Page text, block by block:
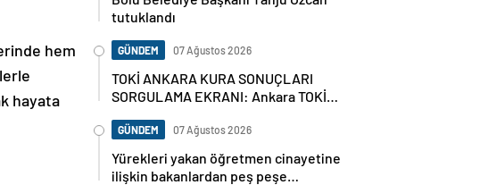
hem
hayata
tutuklandı
GÜNDEM 07 Ağustos 2026
TOKİ ANKARA KURA SONUÇLARI
SORGULAMA EKRANI: Ankara TOKİ
YEDEK) Ankara kura sonuçları nasıl,
nereden sorgulanır?
GÜNDEM 07 Ağustos 2026
Yürekleri yakan öğretmen cinayetine
ilişkin bakanlardan peş peşe